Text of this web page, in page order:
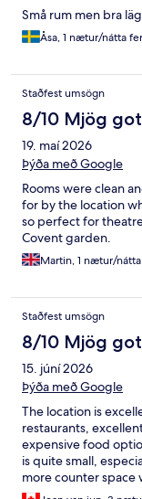
Små rum men bra
Åsa, 1 nætur/nátta
Staðfest umsögn
8/10 Mjög
19. maí 2026
Þýða með Google
Rooms were clean
for by the location
so perfect for
Covent garden.
Martin, 1 nætur/
Staðfest umsögn
8/10 Mjög
15. júní 2026
Þýða með Google
The location is
restaurants,
expensive food
is quite small,
more counter space
comfortable. Overall,